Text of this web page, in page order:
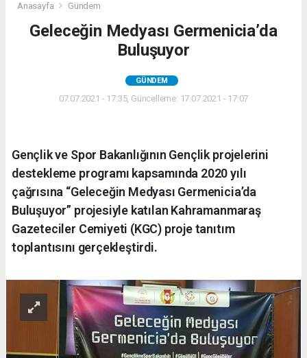
Anasayfa Gündem
Geleceğin Medyası Germenicia’da
Buluşuyor
GÜNDEM
07.07.2021 - 17:35, Güncelleme: 17.07.2021 - 17:07
Gençlik ve Spor Bakanlığının Gençlik projelerini
destekleme programı kapsamında 2020 yılı
çağrısına “Geleceğin Medyası Germenicia’da
Buluşuyor” projesiyle katılan Kahramanmaraş
Gazeteciler Cemiyeti (KGC) proje tanıtım
toplantısını gerçekleştirdi.